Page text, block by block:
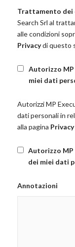
Trattamento dei
Search Srl al
alle condizioni
Privacydi questo
Autorizzo
miei dati
Autorizzi MP
dati personali in
alla pagina Privacy
Autorizzo MP
dei miei dati
Annotazioni